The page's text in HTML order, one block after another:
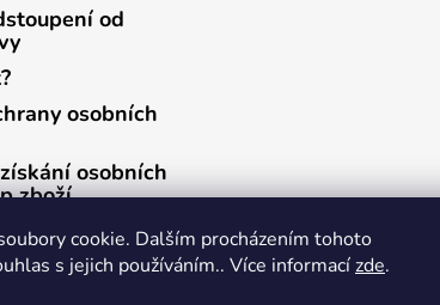
cookie. Dalším procházením tohoto
s jejich používáním.. Více informacízde.
od
osobních
osobních
zboží
osobních
newsletterů